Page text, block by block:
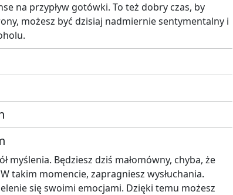
na przypływ gotówki. To też dobry czas, by
możesz być dzisiaj nadmiernie sentymentalny i
myślenia. Będziesz dziś małomówny, chyba, że
takim momencie, zapragniesz wysłuchania.
się swoimi emocjami. Dzięki temu możesz